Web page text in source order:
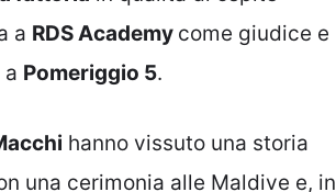
a RDS Academy come giudice e
a Pomeriggio 5.
hanno vissuto una storia
una cerimonia alle Maldive e, in